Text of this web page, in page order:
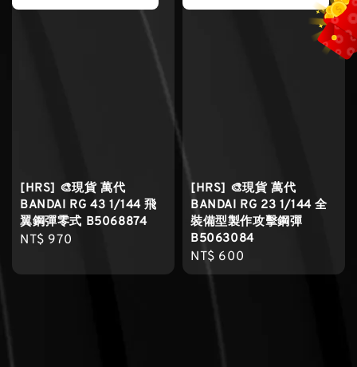
[HRS] 🎨現貨 萬代
BANDAI RG 43 1/144 飛
翼鋼彈零式 B5068874
Regular
NT$ 970
[HRS] 🎨現貨 萬代
BANDAI RG 23 1/144 全
裝備型製作攻擊鋼彈
B5063084
Regular
price
NT$ 600